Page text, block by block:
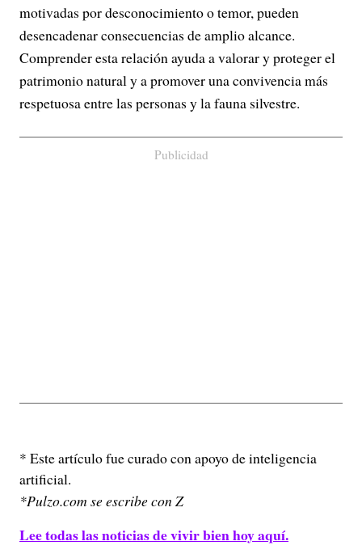
motivadas por desconocimiento o temor, pueden
desencadenar consecuencias de amplio alcance.
Comprender esta relación ayuda a valorar y proteger el
patrimonio natural y a promover una convivencia más
respetuosa entre las personas y la fauna silvestre.
Publicidad
* Este artículo fue curado con apoyo de inteligencia
artificial.
*Pulzo.com se escribe con Z
Lee todas las noticias de vivir bien hoy aquí.